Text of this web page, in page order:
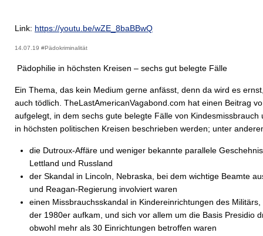
Link: https://youtu.be/wZE_8baBBwQ
14.07.19 #Pädokriminalität
Pädophilie in höchsten Kreisen – sechs gut belegte Fälle
Ein Thema, das kein Medium gerne anfässt, denn da wird es
auch tödlich. TheLastAmericanVagabond.com hat einen Beitrag
aufgelegt, in dem sechs gute belegte Fälle von Kindesmissbrauch
in höchsten politischen Kreisen beschrieben werden; unter
die Dutroux-Affäre und weniger bekannte parallele
Lettland und Russland
der Skandal in Lincoln, Nebraska, bei dem wichtige Beamte
und Reagan-Regierung involviert waren
einen Missbrauchsskandal in Kindereinrichtungen des Militärs,
der 1980er aufkam, und sich vor allem um die Basis Presidio
obwohl mehr als 30 Einrichtungen betroffen waren